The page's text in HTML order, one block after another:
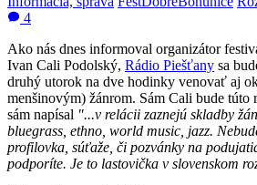
4
Ako nás dnes informoval organizátor
Ivan Cali Podolský, Rádio Piešťany sa
druhý utorok na dve hodinky venovať aj
menšinovým) žánrom. Sám Cali bude túto
sám napísal "...v relácii zaznejú skladby
bluegrass, ethno, world music, jazz.
profilovka, súťaže, či pozvánky na
podporíte. Je to lastovička v slovenskom